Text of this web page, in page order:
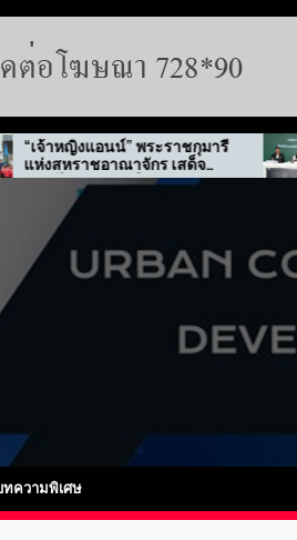
งแอนน์” พระราชกุมารี
าชอาณาจักร เสด็จ
-เกาหลีใต้
ทความพิเศษ